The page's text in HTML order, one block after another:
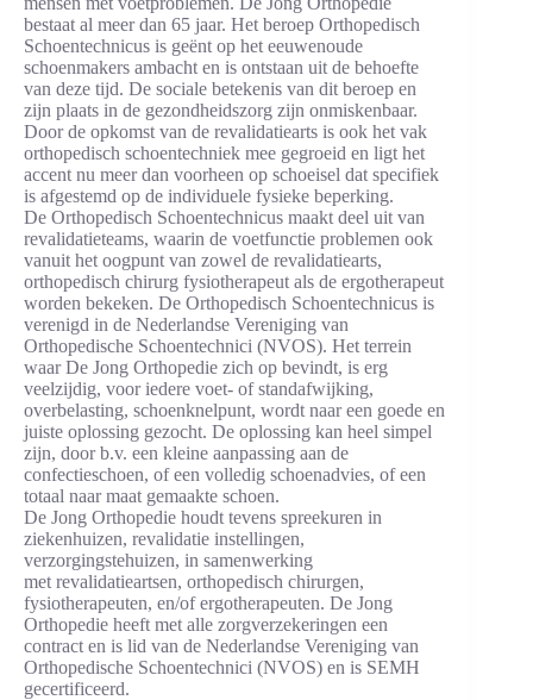
bestaat al meer dan 65 jaar. Het beroep Orthopedisch
Schoentechnicus is geënt op het eeuwenoude
schoenmakers ambacht en is ontstaan uit de behoefte
van deze tijd. De sociale betekenis van dit beroep en
zijn plaats in de gezondheidszorg zijn onmiskenbaar.
Door de opkomst van de revalidatiearts is ook het vak
orthopedisch schoentechniek mee gegroeid en ligt het
accent nu meer dan voorheen op schoeisel dat specifiek
is afgestemd op de individuele fysieke beperking.
De Orthopedisch Schoentechnicus maakt deel uit van
revalidatieteams, waarin de voetfunctie problemen ook
vanuit het oogpunt van zowel de revalidatiearts,
orthopedisch chirurg fysiotherapeut als de ergotherapeut
worden bekeken. De Orthopedisch Schoentechnicus is
verenigd in de Nederlandse Vereniging van
Orthopedische Schoentechnici (NVOS). Het terrein
waar De Jong Orthopedie zich op bevindt, is erg
veelzijdig, voor iedere voet- of standafwijking,
overbelasting, schoenknelpunt, wordt naar een goede en
juiste oplossing gezocht. De oplossing kan heel simpel
zijn, door b.v. een kleine aanpassing aan de
confectieschoen, of een volledig schoenadvies, of een
totaal naar maat gemaakte schoen.
De Jong Orthopedie houdt tevens spreekuren in
ziekenhuizen, revalidatie instellingen,
verzorgingstehuizen, in samenwerking
met revalidatieartsen, orthopedisch chirurgen,
fysiotherapeuten, en/of ergotherapeuten. De Jong
Orthopedie heeft met alle zorgverzekeringen een
contract en is lid van de Nederlandse Vereniging van
Orthopedische Schoentechnici (NVOS) en is SEMH
gecertificeerd.